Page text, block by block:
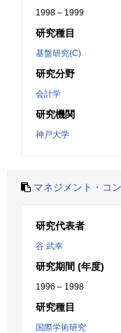
1998 – 1999
研究種目
基盤研究(C)
研究分野
会計学
研究機関
神戸大学
マネジメント・コ
研究代表者
谷 武幸
研究期間 (年度)
1996 – 1998
研究種目
国際学術研究